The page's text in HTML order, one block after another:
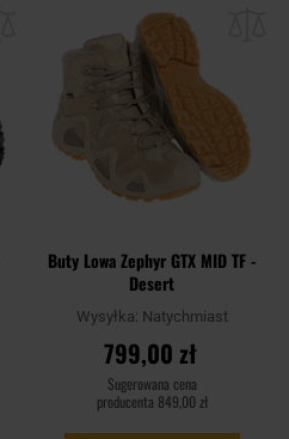
schowka
Buty Lowa Zephyr GTX MID TF -
Desert
Wysyłka: Natychmiast
799,00 zł
Sugerowana cena
producenta 849,00 zł